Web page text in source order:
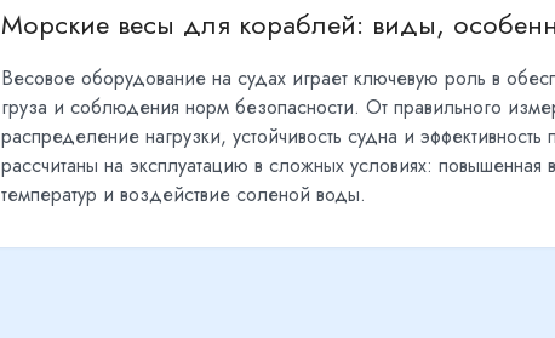
Морские весы для кораблей: виды,
Весовое оборудование на судах играет ключевую роль в
груза и соблюдения норм безопасности. От правильного
распределение нагрузки, устойчивость судна и
рассчитаны на эксплуатацию в сложных условиях:
температур и воздействие соленой воды.